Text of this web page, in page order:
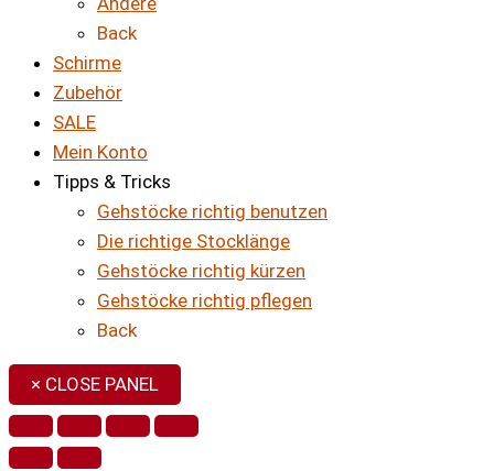
Back
Schirme
Zubehör
SALE
Mein Konto
Tipps & Tricks
Gehstöcke richtig benutzen
Die richtige Stocklänge
Gehstöcke richtig kürzen
Gehstöcke richtig pflegen
Back
× CLOSE PANEL